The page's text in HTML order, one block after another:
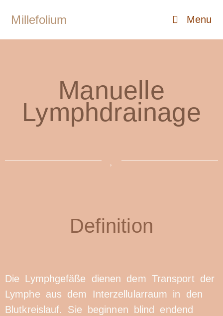
Millefolium Menu
Manuelle
Lymphdrainage
Definition
Die Lymphgefäße dienen dem Transport der
Lymphe aus dem Interzellularraum in den
Blutkreislauf. Sie beginnen blind endend